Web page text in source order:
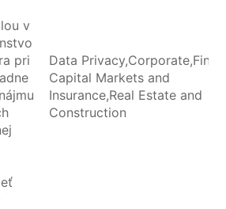
v
pri
Data
Capital Markets and
Insurance,Real Estate and
Construction